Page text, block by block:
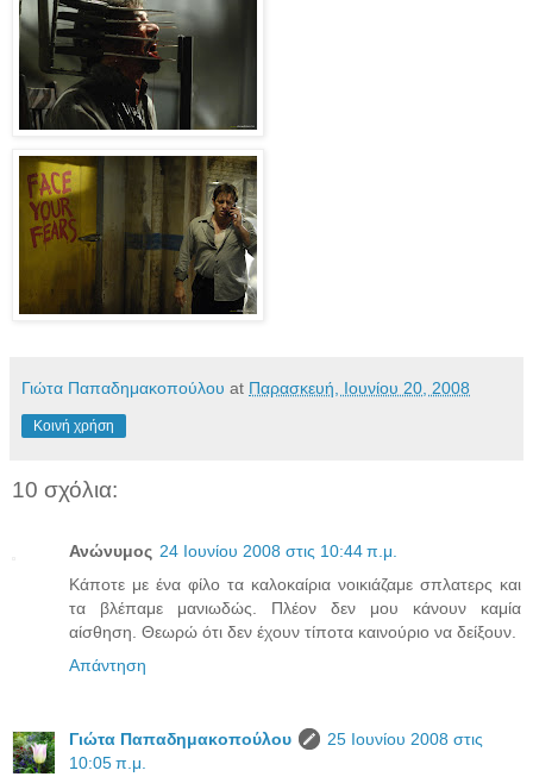
Γιώτα Παπαδημακοπούλου at Παρασκευή, Ιουνίου 20, 2008
Κοινή χρήση
10 σχόλια:
Ανώνυμος 24 Ιουνίου 2008 στις 10:44 π.μ.
Κάποτε με ένα φίλο τα καλοκαίρια νοικιάζαμε σπλατερς και
τα βλέπαμε μανιωδώς. Πλέον δεν μου κάνουν καμία
αίσθηση. Θεωρώ ότι δεν έχουν τίποτα καινούριο να δείξουν.
Απάντηση
Γιώτα Παπαδημακοπούλου
25 Ιουνίου 2008 στις
10:05 π.μ.